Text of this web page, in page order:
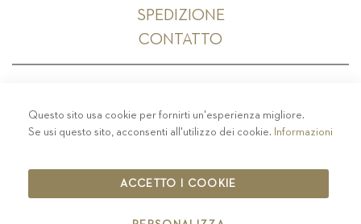
SPEDIZIONE
CONTATTO
PRIVACY-COLOPHON - COOKIE POLICY
CODICE ETICO
IT00126670215
Questo sito usa cookie per fornirti un'esperienza migliore.
Se usi questo sito, acconsenti all'utilizzo dei cookie. Informazioni
ACCETTO I COOKIE